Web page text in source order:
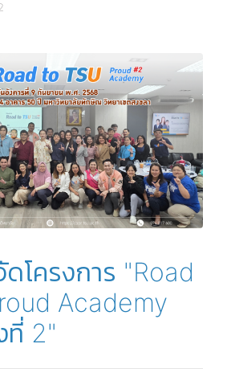
โครงการ "Road
Academy
ที่ 2"